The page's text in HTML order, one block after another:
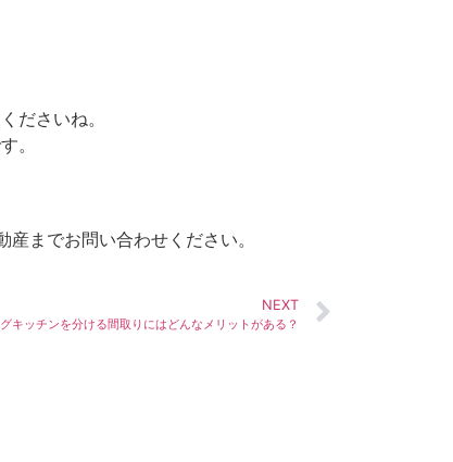
ださいね。
。
までお問い合わせください。
NEXT
キッチンを分ける間取りにはどんなメリットがある？